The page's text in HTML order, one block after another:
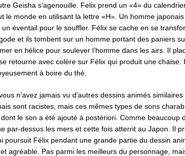
Geisha s’agenouille. Felix prend un «4» du
le monde en utilisant la lettre «H». Un homme
éventail pour le souffler. Félix se cache en se
et ils tombent sur un homme portant des paniers
en hélice pour soulever l’homme dans les airs. Il
retourne avec colère sur Félix qui produit une chaise.
à boire du thé.
n’avez jamais vu d’autres dessins animés
sont racistes, mais ces mêmes types de sons
le son a été ajouté à postériori. Comme beaucoup
par-dessus les mers et cette fois atterrit au Japon. Il
Félix pendant une grande partie du dessin
agréable. Pas parmi les meilleurs du personnage,